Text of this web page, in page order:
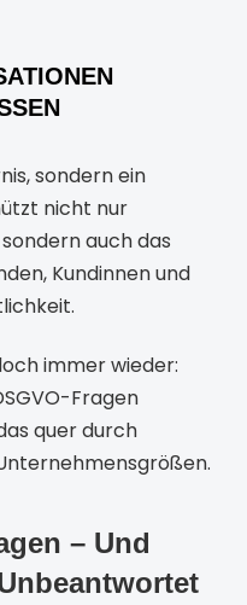
sondern ein
nicht nur
auch das
Kundinnen und
immer wieder:
Fragen
quer durch
– Und